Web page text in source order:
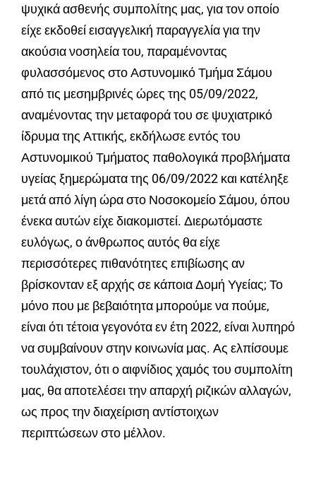
ψυχικά ασθενής συμπολίτης μας, για τον οποίο
είχε εκδοθεί εισαγγελική παραγγελία για την
ακούσια νοσηλεία του, παραμένοντας
φυλασσόμενος στο Αστυνομικό Τμήμα Σάμου
από τις μεσημβρινές ώρες της 05/09/2022,
αναμένοντας την μεταφορά του σε ψυχιατρικό
ίδρυμα της Αττικής, εκδήλωσε εντός του
Αστυνομικού Τμήματος παθολογικά προβλήματα
υγείας ξημερώματα της 06/09/2022 και κατέληξε
μετά από λίγη ώρα στο Νοσοκομείο Σάμου, όπου
ένεκα αυτών είχε διακομιστεί. Διερωτόμαστε
ευλόγως, ο άνθρωπος αυτός θα είχε
περισσότερες πιθανότητες επιβίωσης αν
βρίσκονταν εξ αρχής σε κάποια Δομή Υγείας; Το
μόνο που με βεβαιότητα μπορούμε να πούμε,
είναι ότι τέτοια γεγονότα εν έτη 2022, είναι λυπηρό
να συμβαίνουν στην κοινωνία μας. Ας ελπίσουμε
τουλάχιστον, ότι ο αιφνίδιος χαμός του συμπολίτη
μας, θα αποτελέσει την απαρχή ριζικών αλλαγών,
ως προς την διαχείριση αντίστοιχων
περιπτώσεων στο μέλλον.